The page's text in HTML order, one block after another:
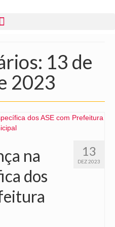
13 de
2023
13
DEZ 2023
na
dos